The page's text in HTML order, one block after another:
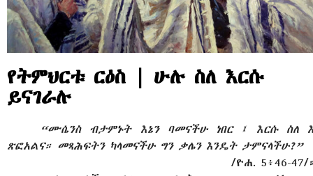
የትምህርቱ ርዕስ | ሁሉ ስለ እርሱ
ይናገራሉ
“ሙሴንስ ብታምኑት እኔን ባመናችሁ ነበር ፤ እርሱ ስለ
ጽፎአልና። መጻሕፍትን ካላመናችሁ ግን ቃሌን እንዴት ታምናላችሁ?”
/ዮሐ. 5፥46-47/